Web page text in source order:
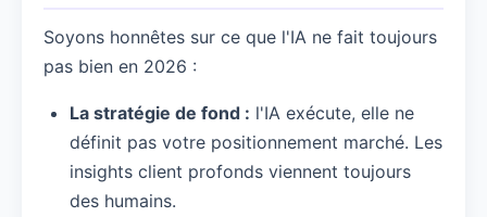
Soyons honnêtes sur ce que l'IA ne fait toujours
pas bien en 2026 :
La stratégie de fond : l'IA exécute, elle ne
définit pas votre positionnement marché. Les
insights client profonds viennent toujours
des humains.